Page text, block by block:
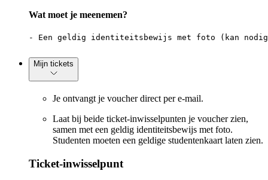
Wat moet je meenemen?
- Een geldig identiteitsbewijs met foto (kan
Mijn tickets
Je ontvangt je voucher direct per e-mail.
Laat bij beide ticket-inwisselpunten je voucher zien,
samen met een geldig identiteitsbewijs met foto.
Studenten moeten een geldige studentenkaart laten zien.
Ticket-inwisselpunt